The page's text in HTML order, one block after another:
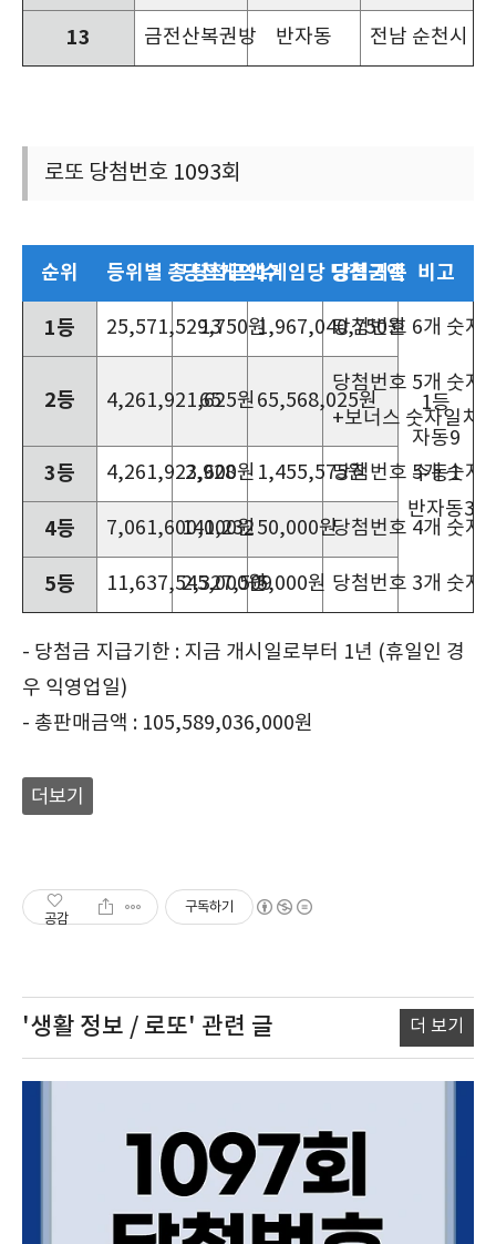
13 금전산복권방 반자동 전남 순천시
로또 당첨번호 1093회
순위 등위별 총 당첨금액
당첨게임 수1게임당 당첨금액
당첨기준 비고
1등 25,571,529,750원
13 1,967,040,750원당첨번호 6개 숫자
1등
자동9
수동1
반자동3
2등 4,261,921,625원
65 65,568,025원
당첨번호 5개 숫자
+보너스 숫자일치
3등 4,261,923,600원
2,928 1,455,575원당첨번호 5개 숫자
4등 7,061,600,000원
141,23250,000원당첨번호 4개 숫자
5등 11,637,545,000원
2,327,5095,000원 당첨번호 3개 숫자
- 당첨금 지급기한 : 지금 개시일로부터 1년 (휴일인 경
우 익영업일)
- 총판매금액 : 105,589,036,000원
더보기
공감
구독하기
'생활 정보 / 로또' 관련 글 더 보기